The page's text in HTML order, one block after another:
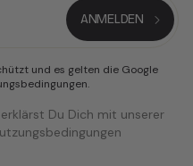
und es gelten die Google
.
Du Dich mit unserer